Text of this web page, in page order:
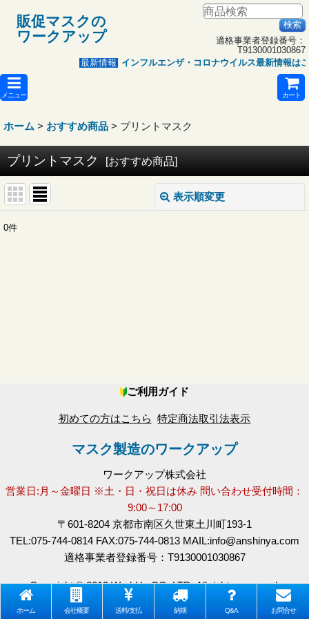
販促マスクの
ワークアップ
適格事業者登録番号：
T9130001030867
最新情報
インフルエンザ・コロナウイルス最新情報は
メニュー カート
ホーム 会社概要 送料/支払 納期 Q&A お問合せ
ホーム > おすすめ商品 > プリントマスク
プリントマスク [おすすめ商品]
表示順変更
0件
ご利用ガイド
初めての方はこちら 特定商法取引法表示
マスク製造のワークアップ
ワークアップ株式会社
営業日:月～金曜日 ※土・日・祝日は休み 問い合わせ受付時間：
9:00～17:00
〒601-8204 京都市南区久世東土川町193-1
TEL:075-744-0814 FAX:075-744-0813 MAIL:info@anshinya.com
適格事業者登録番号：T9130001030867
Copyright © 2013 WorkUp CO.,LTD. All rights reserved.